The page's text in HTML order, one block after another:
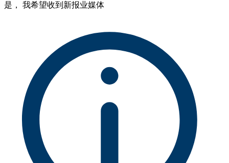
是， 我希望收到新报业媒体